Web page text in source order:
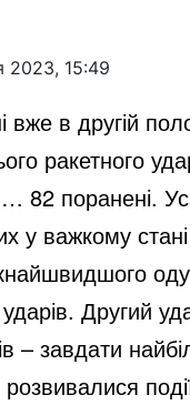
2023, 15:49
вже в другій
ракетного
82 поранені.
у важкому
Другий
– завдати